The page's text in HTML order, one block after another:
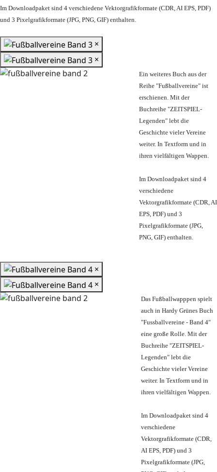
Im Downloadpaket sind 4 verschiedene Vektorgrafikformate (CDR, AI EPS, PDF)
und 3 Pixelgrafikformate (JPG, PNG, GIF) enthalten.
×
×
Ein weiteres Buch aus der
Reihe "Fußballvereine" ist
erschienen. Mit der
Buchreihe "ZEITSPIEL-
Legenden" lebt die
Geschichte vieler Vereine
weiter. In Textform und in
ihren vielfältigen Wappen.
Im Downloadpaket sind 4
verschiedene
Vektorgrafikformate (CDR, AI
EPS, PDF) und 3
Pixelgrafikformate (JPG,
PNG, GIF) enthalten.
×
×
Das Fußballwapppen spielt
auch in Hardy Grünes Buch
"Fussballvereine - Band 4"
eine große Rolle. Mit der
Buchreihe "ZEITSPIEL-
Legenden" lebt die
Geschichte vieler Vereine
weiter. In Textform und in
ihren vielfältigen Wappen.
Im Downloadpaket sind 4
verschiedene
Vektorgrafikformate (CDR,
AI EPS, PDF) und 3
Pixelgrafikformate (JPG,